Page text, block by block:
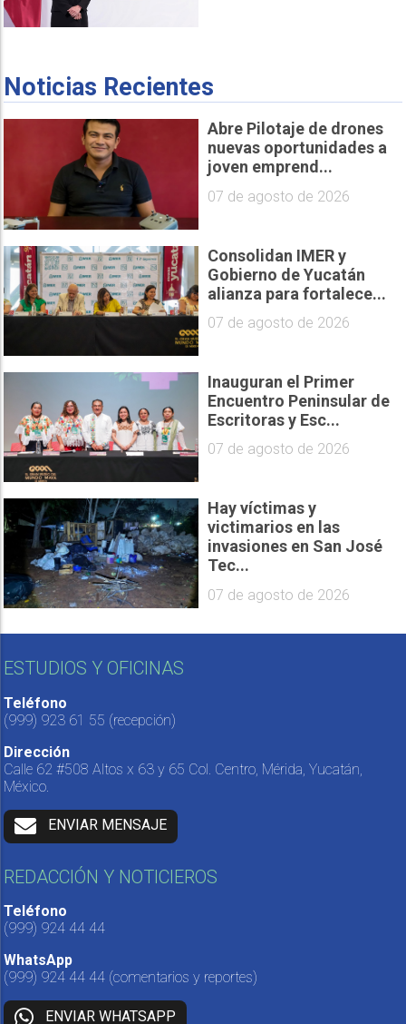
Noticias Recientes
Abre Pilotaje de drones
nuevas oportunidades a
joven emprend...
07 de agosto de 2026
Consolidan IMER y
Gobierno de Yucatán
alianza para fortalece...
07 de agosto de 2026
Inauguran el Primer
Encuentro Peninsular de
Escritoras y Esc...
07 de agosto de 2026
Hay víctimas y
victimarios en las
invasiones en San José
Tec...
07 de agosto de 2026
ESTUDIOS Y OFICINAS
Teléfono
(999) 923 61 55 (recepción)
Dirección
Calle 62 #508 Altos x 63 y 65 Col. Centro, Mérida, Yucatán,
México.
ENVIAR MENSAJE
REDACCIÓN Y NOTICIEROS
Teléfono
(999) 924 44 44
WhatsApp
(999) 924 44 44 (comentarios y reportes)
ENVIAR WHATSAPP